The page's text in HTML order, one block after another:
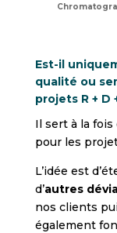
Est-il
qualité ou
projets R + D
Il sert à la
pour les
L’idée est
d’autres
nos clients
également